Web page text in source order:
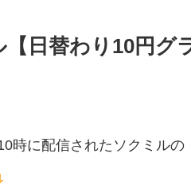
日替わり10円グ
時に配信されたソクミルの